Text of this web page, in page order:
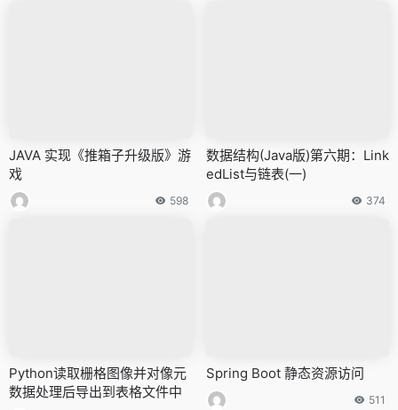
JAVA 实现《推箱子升级版》游
戏
598
数据结构(Java版)第六期：Link
edList与链表(一)
374
Python读取栅格图像并对像元
数据处理后导出到表格文件中
Spring Boot 静态资源访问
511